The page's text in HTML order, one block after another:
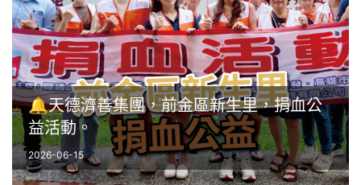
🔔天德濟善集團，前金區新生里，捐血公
益活動。
2026-06-15